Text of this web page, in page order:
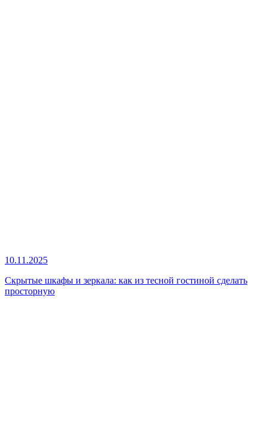
10.11.2025
Скрытые шкафы и зеркала: как из тесной гостиной сделать
просторную